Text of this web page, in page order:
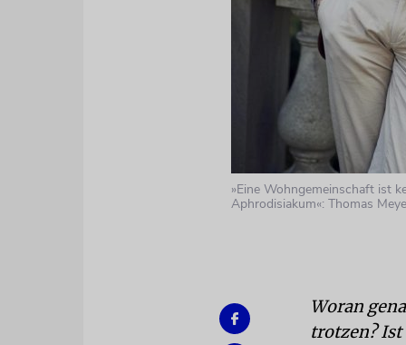
»Eine Wohngemeinschaft ist
Aphrodisiakum«: Thomas
Woran
trotzen?